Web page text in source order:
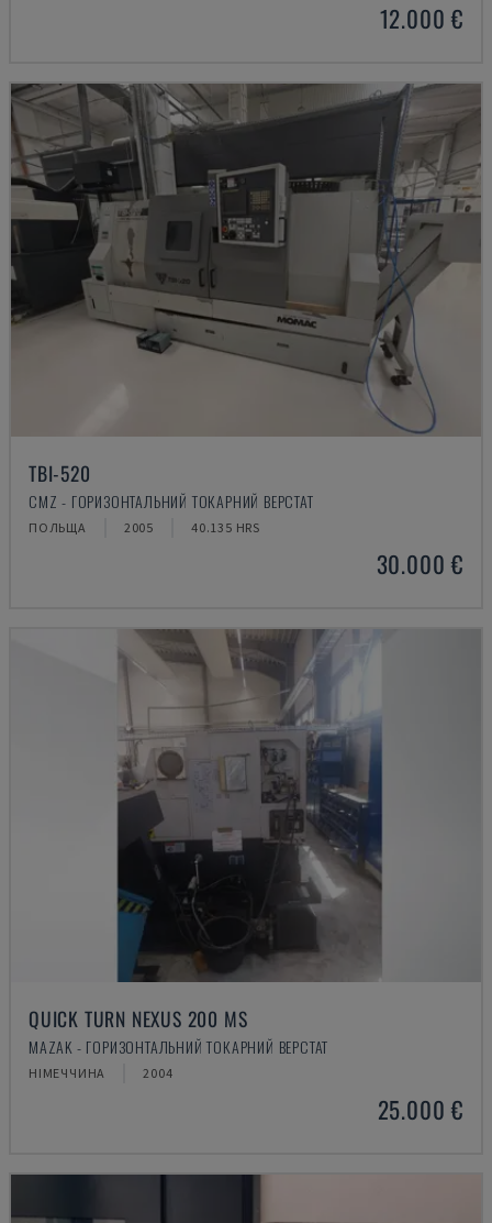
12.000 €
TBI-520
CMZ - ГОРИЗОНТАЛЬНИЙ ТОКАРНИЙ ВЕРСТАТ
ПОЛЬЩА 2005 40.135 HRS
30.000 €
QUICK TURN NEXUS 200 MS
MAZAK - ГОРИЗОНТАЛЬНИЙ ТОКАРНИЙ ВЕРСТАТ
НІМЕЧЧИНА 2004
25.000 €